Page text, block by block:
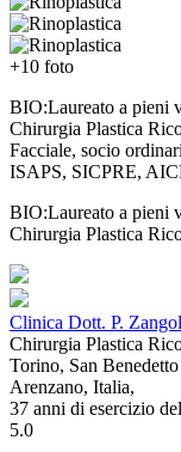
+10 foto
BIO:Laureato a pieni
Chirurgia Plastica
Facciale, socio
ISAPS, SICPRE,
BIO:Laureato a pieni
Chirurgia Plastica
Clinica Dott. P.
Chirurgia Plastica
Torino, San
Arenzano, Italia,
37 anni di esercizio
5.0